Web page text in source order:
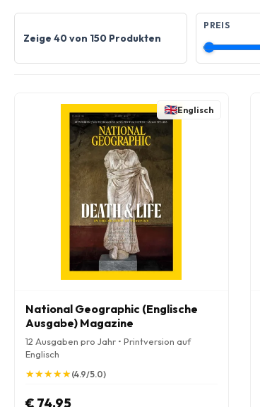
Zeige 40 von 150 Produkten
PREIS
Englisch
National Geographic (Englische
Ausgabe) Magazine
12 Ausgaben pro Jahr • Printversion auf
Englisch
★
★★
★★
★★
★★
★(4.9/5.0)
€ 74.95